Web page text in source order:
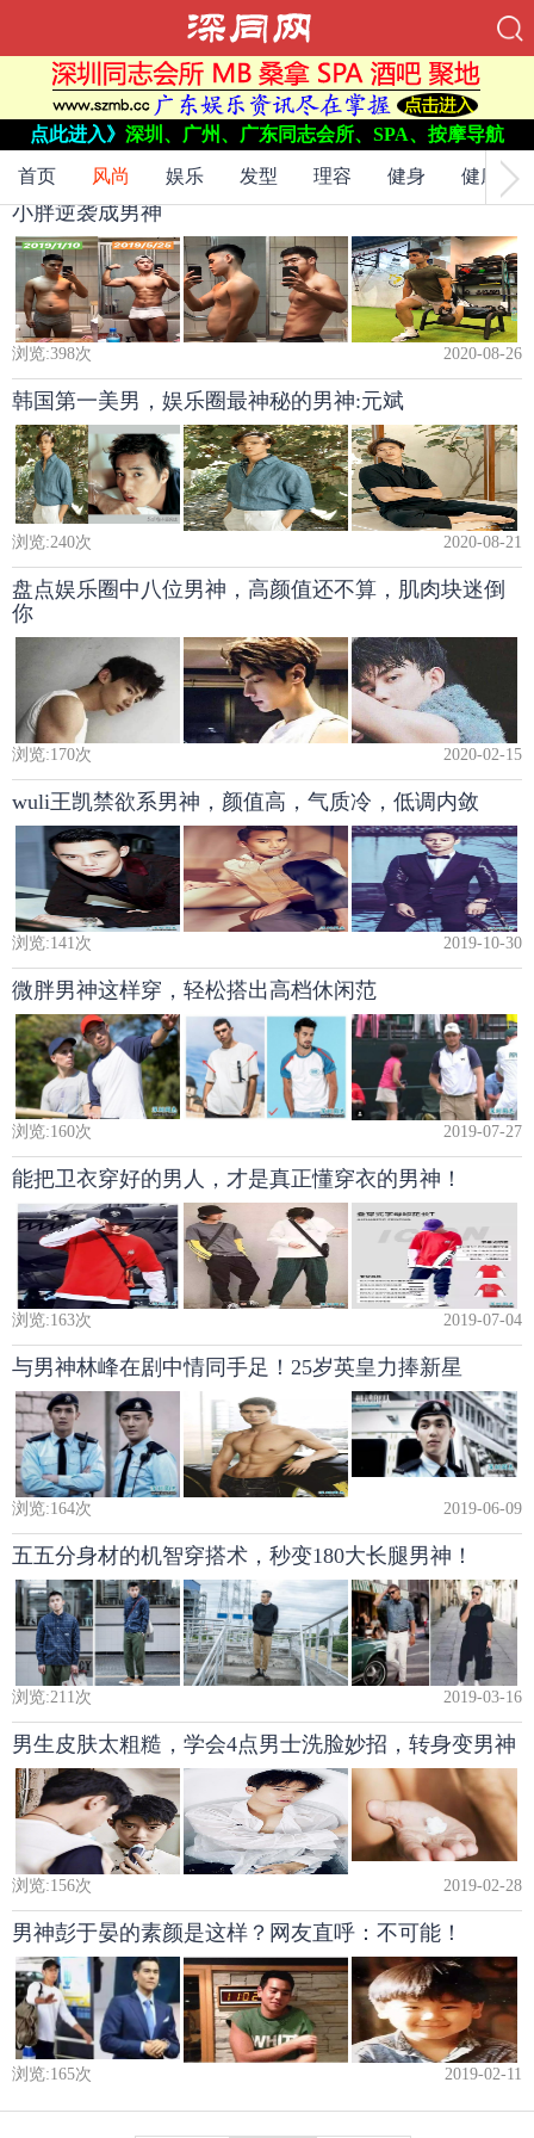
点此进入》 深圳、广州、广东同志会所、SPA、按摩导航
首页 风尚 娱乐 发型 理容 健身 健康
当前位置： 网站首页 ->
小胖逆袭成男神
浏览:398次 2020-08-26
韩国第一美男，娱乐圈最神秘的男神:元斌
浏览:240次 2020-08-21
盘点娱乐圈中八位男神，高颜值还不算，肌肉块迷倒
你
浏览:170次 2020-02-15
wuli王凯禁欲系男神，颜值高，气质冷，低调内敛
浏览:141 次 2019-10-30
微胖男神这样穿，轻松搭出高档休闲范
浏览:160次 2019-07-27
能把卫衣穿好的男人，才是真正懂穿衣的男神！
浏览:163次 2019-07-04
与男神林峰在剧中情同手足！25岁英皇力捧新星
浏览:164次 2019-06-09
五五分身材的机智穿搭术，秒变180大长腿男神！
浏览:211 次 2019-03-16
男生皮肤太粗糙，学会4点男士洗脸妙招，转身变男神
浏览:156次 2019-02-28
男神彭于晏的素颜是这样？网友直呼：不可能！
浏览:165次 2019-02-11